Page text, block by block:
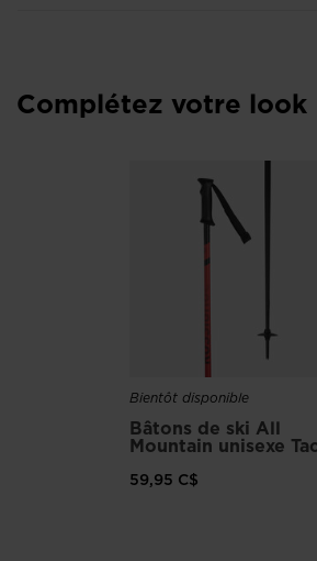
Les plaquettes et les branches réglables
Le traitement de résistance aux rayures
des verres et allonge la durée de vie des
Complétez votre look
Bientôt disponible
Bâtons de ski All
Mountain unisexe
59,95 C$